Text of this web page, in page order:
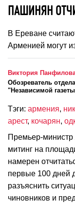
ПАШИНЯН
В Ереване
Арменией могут
Виктория
Обозреватель
"Независимой
Тэги: армения,
арест, кочарян,
Премьер-
митинг на
намерен
первые 100 дней
разъяснить
чиновников и